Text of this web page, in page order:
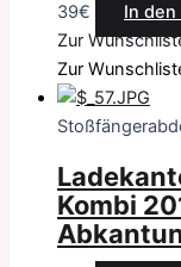
39€
In
Zur
Zur
Kombi